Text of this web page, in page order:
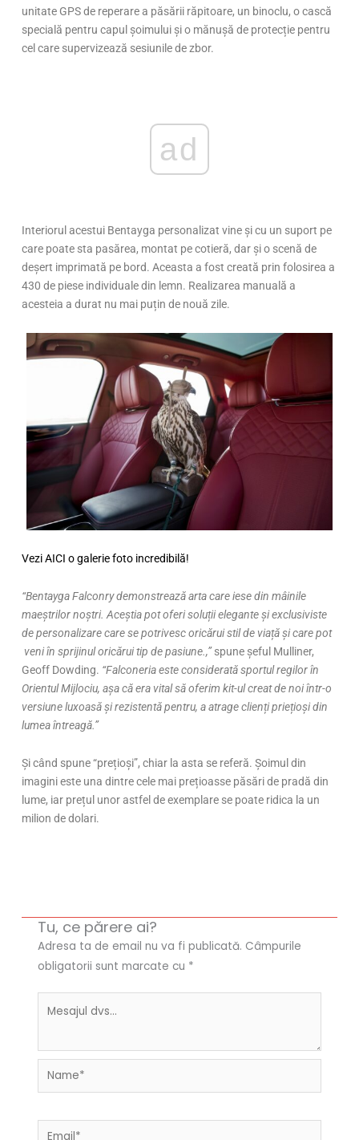
unitate GPS de reperare a păsării răpitoare, un binoclu, o cască
specială pentru capul șoimului și o mănușă de protecție pentru
cel care supervizează sesiunile de zbor.
ad
Interiorul acestui Bentayga personalizat vine și cu un suport pe
care poate sta pasărea, montat pe cotieră, dar și o scenă de
deșert imprimată pe bord. Aceasta a fost creată prin folosirea a
430 de piese individuale din lemn. Realizarea manuală a
acesteia a durat nu mai puțin de nouă zile.
Vezi AICI o galerie foto incredibilă!
“Bentayga Falconry demonstrează arta care iese din mâinile
maeștrilor noștri. Aceștia pot oferi soluții elegante și exclusiviste
de personalizare care se potrivesc oricărui stil de viață și care pot
veni în sprijinul oricărui tip de pasiune.,”spune șeful Mulliner,
Geoff Dowding. “Falconeria este considerată sportul regilor în
Orientul Mijlociu, așa că era vital să oferim kit-ul creat de noi într-o
versiune luxoasă și rezistentă pentru, a atrage clienți priețioși din
lumea întreagă.”
Și când spune “prețioși”, chiar la asta se referă. Șoimul din
imagini este una dintre cele mai prețioasse păsări de pradă din
lume, iar prețul unor astfel de exemplare se poate ridica la un
milion de dolari.
Tu, ce părere ai?
Adresa ta de email nu va fi publicată. Câmpurile
obligatorii sunt marcate cu *
Name*
Email*